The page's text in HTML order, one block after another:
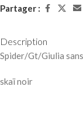
Partager :
Description
Spider/Gt/Giulia
skaï noir